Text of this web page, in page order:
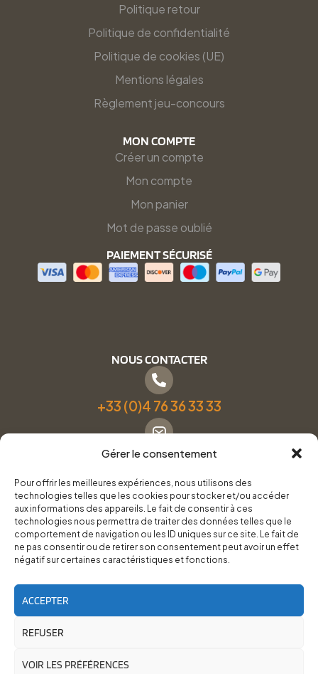
Gérer le consentement
Pour offrir les meilleures expériences, nous utilisons des
technologies telles que les cookies pour stocker et/ou accéder
aux informations des appareils. Le fait de consentir à ces
technologies nous permettra de traiter des données telles que le
comportement de navigation ou les ID uniques sur ce site. Le fait de
ne pas consentir ou de retirer son consentement peut avoir un effet
négatif sur certaines caractéristiques et fonctions.
ACCEPTER
REFUSER
VOIR LES PRÉFÉRENCES
Politique retour
Politique de confidentialité
Politique de cookies (UE)
Mentions légales
Règlement jeu-concours
MON COMPTE
Créer un compte
Mon compte
Mon panier
Mot de passe oublié
PAIEMENT SÉCURISÉ
NOUS CONTACTER
+33 (0)4 76 36 33 33
Formulaire de contact
Pneus Services Loisirs - Garage Point S - 28 Bd Denfert
Rochereau, 38500 Voiron
RoadTrip Équipement/Pneus Services Loisirs - 2026